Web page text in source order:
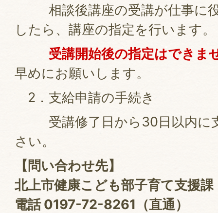
相談後講座の受講が仕事に役
したら、講座の指定を行います。
受講開始後の指定はできま
早めにお願いします。
2．支給申請の手続き
受講修了日から30日以内に
さい。
【問い合わせ先】
北上市健康こども部子育て支援課
電話 0197-72-8261（直通）